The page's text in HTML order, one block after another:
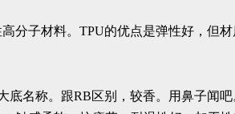
分子材料。TPU的优点是弹性好，但
底名称。跟RB区别，较香。用鼻子闻